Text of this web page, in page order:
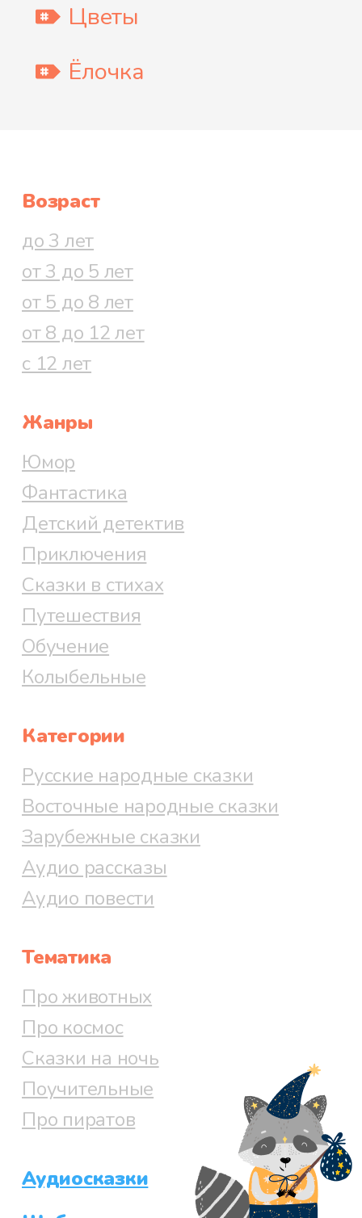
Цветы
Ёлочка
Возраст
до 3 лет
от 3 до 5 лет
от 5 до 8 лет
от 8 до 12 лет
с 12 лет
Жанры
Юмор
Фантастика
Детский детектив
Приключения
Сказки в стихах
Путешествия
Обучение
Колыбельные
Категории
Русские народные сказки
Восточные народные сказки
Зарубежные сказки
Аудио рассказы
Аудио повести
Тематика
Про животных
Про космос
Сказки на ночь
Поучительные
Про пиратов
Аудиосказки